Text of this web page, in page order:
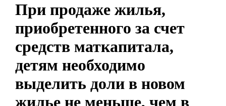
При продаже жилья,
приобретенного за счет
средств маткапитала,
детям необходимо
выделить доли в новом
жилье не меньше, чем в